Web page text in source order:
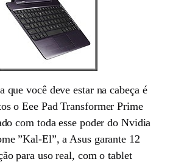
que você deve estar na cabeça é
o Eee Pad Transformer Prime
com toda esse poder do Nvidia
”Kal-El”, a Asus garante 12
para uso real, com o tablet